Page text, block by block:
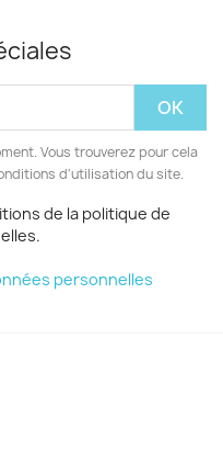
Vous trouverez pour cela
d'utilisation du site.
de la politique de
personnelles